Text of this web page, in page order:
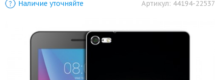
Наличие уточняйте Артикул: 44194-22537